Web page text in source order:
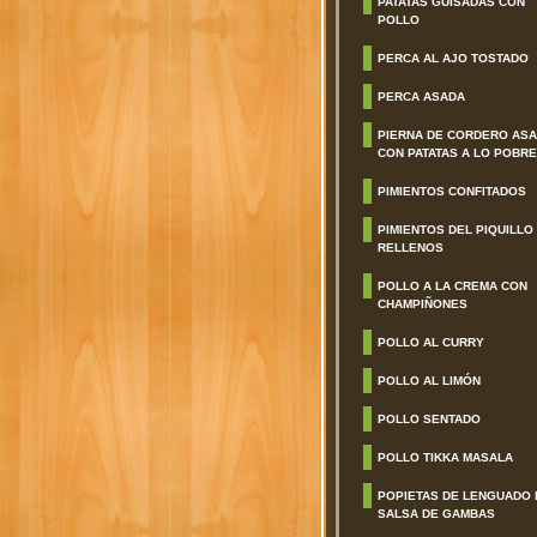
POLLO
PERCA AL AJO TOSTADO
PERCA ASADA
PIERNA DE CORDERO
CON PATATAS A LO POBRE
PIMIENTOS CONFITADOS
PIMIENTOS DEL PIQUILLO
RELLENOS
POLLO A LA CREMA CON
CHAMPIÑONES
POLLO AL CURRY
POLLO AL LIMÓN
POLLO SENTADO
POLLO TIKKA MASALA
POPIETAS DE LENGUADO
SALSA DE GAMBAS